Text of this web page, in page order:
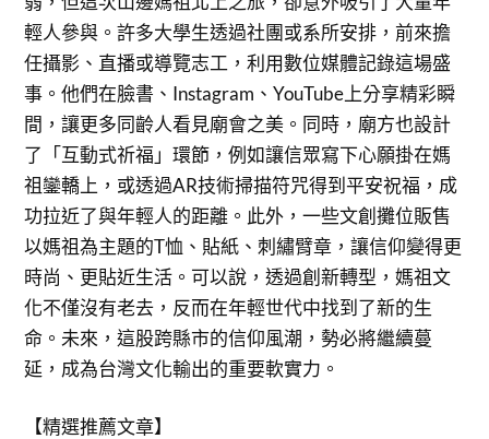
輕人參與。許多大學生透過社團或系所安排，前來擔
任攝影、直播或導覽志工，利用數位媒體記錄這場盛
事。他們在臉書、Instagram、YouTube上分享精彩瞬
間，讓更多同齡人看見廟會之美。同時，廟方也設計
了「互動式祈福」環節，例如讓信眾寫下心願掛在媽
祖鑾轎上，或透過AR技術掃描符咒得到平安祝福，成
功拉近了與年輕人的距離。此外，一些文創攤位販售
以媽祖為主題的T恤、貼紙、刺繡臂章，讓信仰變得更
時尚、更貼近生活。可以說，透過創新轉型，媽祖文
化不僅沒有老去，反而在年輕世代中找到了新的生
命。未來，這股跨縣市的信仰風潮，勢必將繼續蔓
延，成為台灣文化輸出的重要軟實力。
【精選推薦文章】